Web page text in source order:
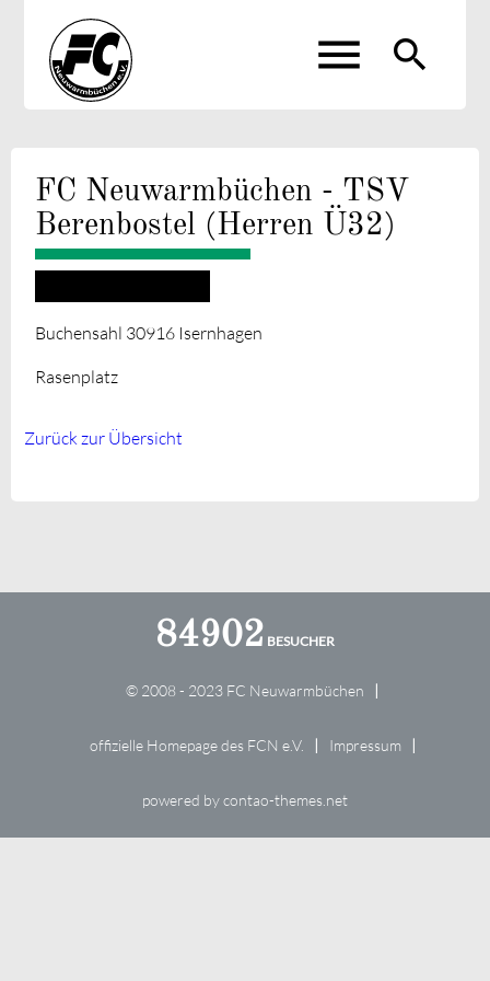
menu search
FC Neuwarmbüchen - TSV
Berenbostel (Herren Ü32)
Buchensahl 30916 Isernhagen
Rasenplatz
Zurück zur Übersicht
84902
© 2008 - 2023 FC Neuwarmbüchen
offizielle Homepage des FCN e.V. Impressum
powered bycontao-themes.net